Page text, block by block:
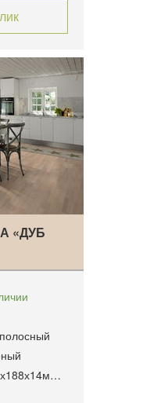
«ДУБ
2266х188х14мм. 3.41м2/уп